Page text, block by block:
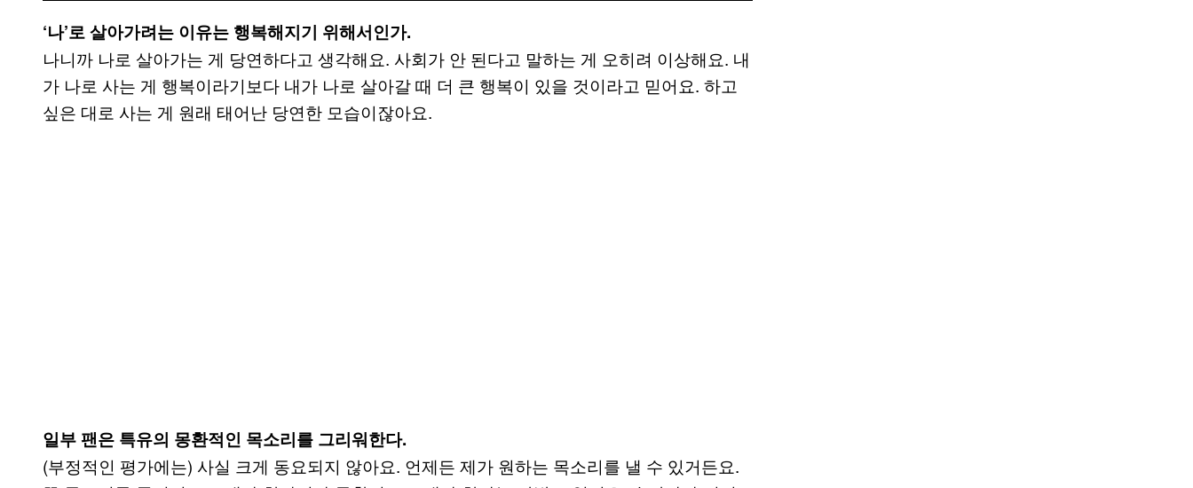
‘나’로 살아가려는 이유는 행복해지기 위해서인가.
나니까 나로 살아가는 게 당연하다고 생각해요. 사회가 안 된다고 말하는 게 오히려 이상해요. 내
가 나로 사는 게 행복이라기보다 내가 나로 살아갈 때 더 큰 행복이 있을 것이라고 믿어요. 하고
싶은 대로 사는 게 원래 태어난 당연한 모습이잖아요.
일부 팬은 특유의 몽환적인 목소리를 그리워한다.
(부정적인 평가에는) 사실 크게 동요되지 않아요. 언제든 제가 원하는 목소리를 낼 수 있거든요.